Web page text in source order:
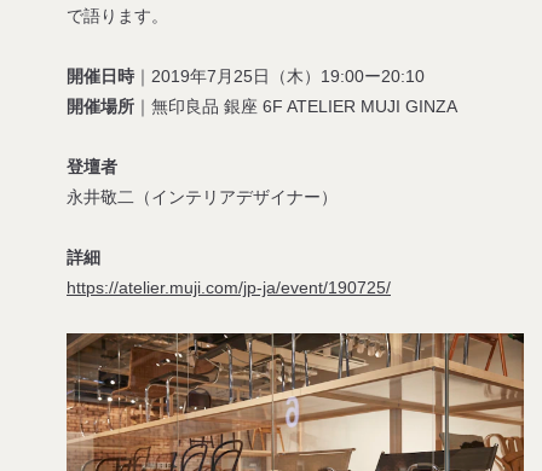
で語ります。
開催日時 ｜2019年7月25日（木）19:00ー20:10
開催場所 ｜無印良品 銀座 6F ATELIER MUJI GINZA
登壇者
永井敬二（インテリアデザイナー）
詳細
https://atelier.muji.com/jp-ja/event/190725/